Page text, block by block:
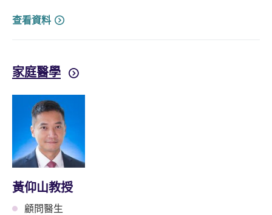
查看資料
家庭醫學
黃仰山教授
顧問醫生